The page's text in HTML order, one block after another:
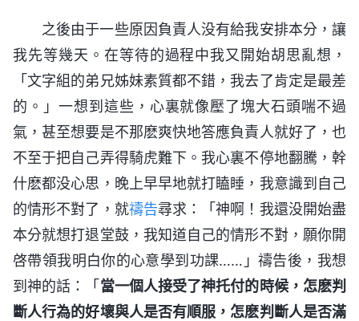
之後由于一些原因負責人没有給我安排本分，讓
我先等幾天。在等待的過程中我又開始胡思亂想，
「文字組的弟兄姊妹素質都不錯，我去了肯定是最差
的。」一想到這些，心裏就像壓了塊大石頭喘不過
氣，甚至想要是不那麽爽快地答應負責人就好了，也
不至于把自己弄得騎虎難下。我心裏不停地翻騰，幹
什麽都没心思，晚上早早地就打瞌睡，我意識到自己
的情形不對了，就禱告尋求：「神啊！我還没開始盡
本分就想打退堂鼓，我知道自己的情形不對，願你開
啓帶領我明白你的心意學到功課……」禱告後，我想
到神的話：「當一個人接受了神托付的時候，怎麽判
斷人行為的好壞與人是否有順服，怎麽判斷人是否滿